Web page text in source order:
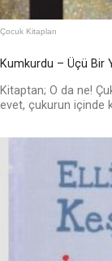
Çocuk Kitapları
Kumkurdu – Üçü Bir
Kitaptan; O da ne!
evet, çukurun içinde